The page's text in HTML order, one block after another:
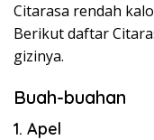
Citarasa rendah
Berikut daftar
gizinya.
Buah-buahan
1. Apel